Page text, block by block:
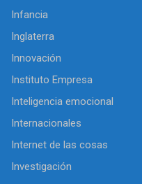
Infancia
Inglaterra
Innovación
Instituto Empresa
Inteligencia emocional
Internacionales
Internet de las cosas
Investigación